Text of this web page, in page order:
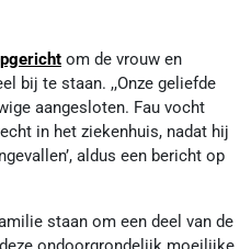
om de vrouw en
bij te staan. ,,Onze geliefde
aangesloten. Fau vocht
in het ziekenhuis, nadat hij
aldus een bericht op
staan om een deel van de